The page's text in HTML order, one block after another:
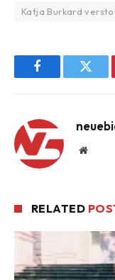
Katja Burkard
Facebook
Website
RELATED